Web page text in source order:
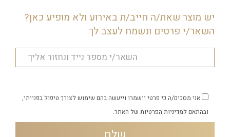
יש מוצר שאת/ה חייב/ת באירוע ולא מופיע כאן?
השאר/י פרטים ונשמח לעצב לך
אני מסכים/ה כי פרטי יישמרו וייעשה בהם שימוש לצורך טיפול בפנייתי,
ובהתאם למדיניות הפרטיות של האתר.